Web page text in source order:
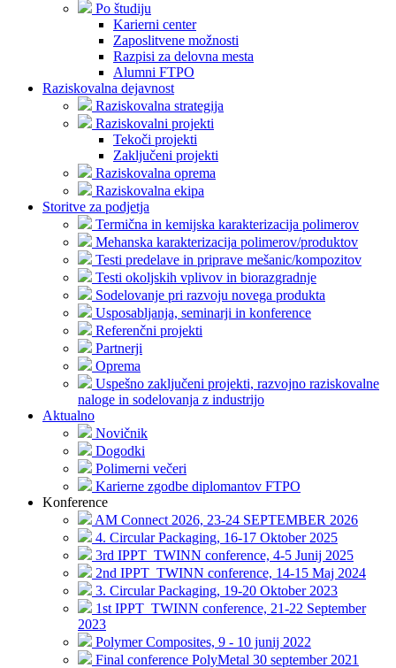
Po študiju
Karierni center
Zaposlitvene možnosti
Razpisi za delovna mesta
Alumni FTPO
Raziskovalna dejavnost
Raziskovalna strategija
Raziskovalni projekti
Tekoči projekti
Zaključeni projekti
Raziskovalna oprema
Raziskovalna ekipa
Storitve za podjetja
Termična in kemijska karakterizacija polimerov
Mehanska karakterizacija polimerov/produktov
Testi predelave in priprave mešanic/kompozitov
Testi okoljskih vplivov in biorazgradnje
Sodelovanje pri razvoju novega produkta
Usposabljanja, seminarji in konference
Referenčni projekti
Partnerji
Oprema
Uspešno zaključeni projekti, razvojno raziskovalne
naloge in sodelovanja z industrijo
Aktualno
Novičnik
Dogodki
Polimerni večeri
Karierne zgodbe diplomantov FTPO
Konference
AM Connect 2026, 23-24 SEPTEMBER 2026
4. Circular Packaging, 16-17 Oktober 2025
3rd IPPT_TWINN conference, 4-5 Junij 2025
2nd IPPT_TWINN conference, 14-15 Maj 2024
3. Circular Packaging, 19-20 Oktober 2023
1st IPPT_TWINN conference, 21-22 September
2023
Polymer Composites, 9 - 10 junij 2022
Final conference PolyMetal 30 september 2021